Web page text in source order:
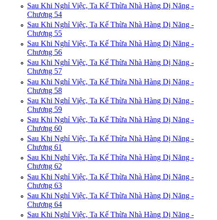
Sau Khi Nghỉ Việc, Ta Kế Thừa Nhà Hàng Dị Năng -
Chương 54
Sau Khi Nghỉ Việc, Ta Kế Thừa Nhà Hàng Dị Năng -
Chương 55
Sau Khi Nghỉ Việc, Ta Kế Thừa Nhà Hàng Dị Năng -
Chương 56
Sau Khi Nghỉ Việc, Ta Kế Thừa Nhà Hàng Dị Năng -
Chương 57
Sau Khi Nghỉ Việc, Ta Kế Thừa Nhà Hàng Dị Năng -
Chương 58
Sau Khi Nghỉ Việc, Ta Kế Thừa Nhà Hàng Dị Năng -
Chương 59
Sau Khi Nghỉ Việc, Ta Kế Thừa Nhà Hàng Dị Năng -
Chương 60
Sau Khi Nghỉ Việc, Ta Kế Thừa Nhà Hàng Dị Năng -
Chương 61
Sau Khi Nghỉ Việc, Ta Kế Thừa Nhà Hàng Dị Năng -
Chương 62
Sau Khi Nghỉ Việc, Ta Kế Thừa Nhà Hàng Dị Năng -
Chương 63
Sau Khi Nghỉ Việc, Ta Kế Thừa Nhà Hàng Dị Năng -
Chương 64
Sau Khi Nghỉ Việc, Ta Kế Thừa Nhà Hàng Dị Năng -